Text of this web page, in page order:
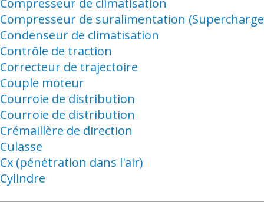
Compresseur de suralimentation
Condenseur de climatisation
Contrôle de traction
Correcteur de trajectoire
Couple moteur
Courroie de distribution
Courroie de distribution
Crémaillère de direction
Culasse
Cx (pénétration dans l'air)
Cylindre